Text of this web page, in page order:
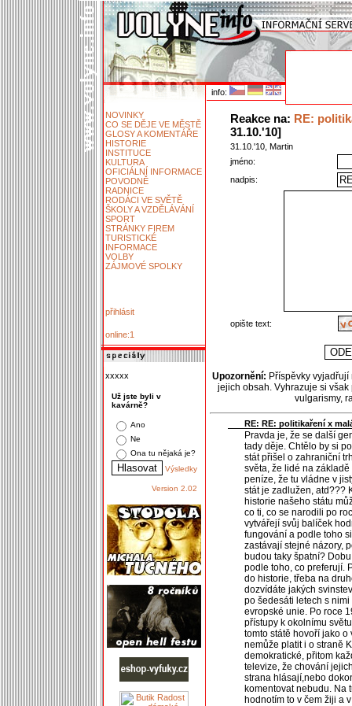
info:
NOVINKY
CO SE DĚJE VE MĚSTĚ
GLOSY A KOMENTÁŘE
HISTORIE
INSTITUCE
KULTURA
OFICIÁLNÍ INFORMACE
POVODNĚ
RADNICE
RODÁCI VE SVĚTĚ
ŠKOLY A VZDĚLÁVÁNÍ
SPORT
STRÁNKY FIREM
TURISTICKÉ
INFORMACE
VOLBY
ZÁJMOVÉ SPOLKY
přihlásit
online:1
xxxxx
Už jste byli v
kavárně?
Ano
Ne
Ona tu nějaká je?
Výsledky
Version 2.02
Reakce na: RE:
31.10.'10]
31.10.'10, Martin
jméno:
nadpis:
opište text:
Upozornění: Příspěvky
jejich obsah. Vyhrazuje si
vulgarismy,
RE: RE: politikaření x
Pravda je, že se další
tady děje. Chtělo by si
stát přišel o zahraniční
světa, že lidé na
peníze, že tu vládne v
stát je zadlužen, atd???
historie našeho státu
co ti, co se narodili po
vytvářejí svůj balíček
fungování a podle toho
zastávají stejné názory,
budou taky špatní?
podle toho, co preferují.
do historie, třeba na
dozvídáte jakých
po šedesáti letech s
evropské unie. Po roce
přístupy k okolnímu
tomto státě hovoří jako o
nemůže platit i o straně
demokratické, přitom
televize, že chování
strana hlásají,nebo
komentovat nebudu. Na
hodnotím to v čem žiji a